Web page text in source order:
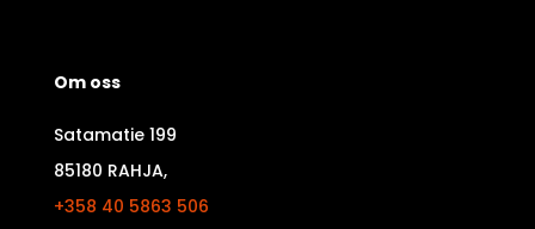
Om oss
Satamatie 199
85180 RAHJA,
+358 40 5863 506